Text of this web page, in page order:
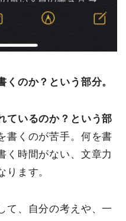
くのか？という部分。
ているのか？という部
書くのが苦手。何を書
く時間がない、文章力
ります。
て、自分の考えや、一